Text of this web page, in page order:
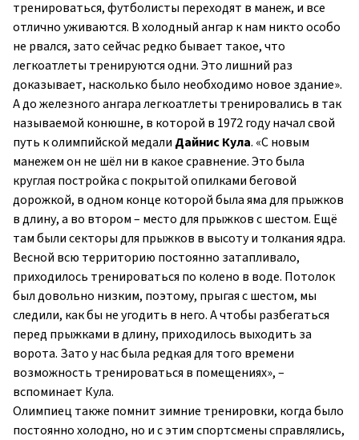
тренироваться, футболисты переходят в манеж, и все
отлично уживаются. В холодный ангар к нам никто особо
не рвался, зато сейчас редко бывает такое, что
легкоатлеты тренируются одни. Это лишний раз
доказывает, насколько было необходимо новое здание».
А до железного ангара легкоатлеты тренировались в так
называемой конюшне, в которой в 1972 году начал свой
путь к олимпийской медали Дайнис Кула. «С новым
манежем он не шёл ни в какое сравнение. Это была
круглая постройка с покрытой опилками беговой
дорожкой, в одном конце которой была яма для прыжков
в длину, а во втором – место для прыжков с шестом. Ещё
там были секторы для прыжков в высоту и толкания ядра.
Весной всю территорию постоянно затапливало,
приходилось тренироваться по колено в воде. Потолок
был довольно низким, поэтому, прыгая с шестом, мы
следили, как бы не угодить в него. А чтобы разбегаться
перед прыжками в длину, приходилось выходить за
ворота. Зато у нас была редкая для того времени
возможность тренироваться в помещениях», –
вспоминает Кула.
Олимпиец также помнит зимние тренировки, когда было
постоянно холодно, но и с этим спортсмены справлялись,